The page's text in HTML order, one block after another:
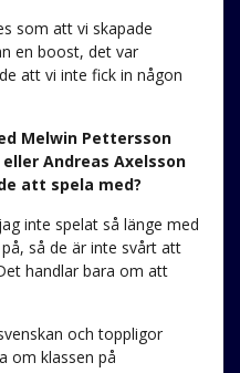
som att vi skapade
en boost, det var
att vi inte fick in någon
Melwin Pettersson
Andreas Axelsson
att spela med?
inte spelat så länge med
så de är inte svårt att
handlar bara om att
och toppligor
om klassen på